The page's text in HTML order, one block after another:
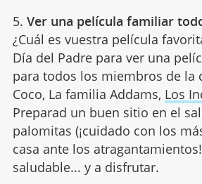
5. Ver una película familiar
¿Cuál es vuestra película
Día del Padre para ver una
para todos los miembros de la
Coco, La familia Addams, Los
Preparad un buen sitio en el
palomitas (¡cuidado con los
casa ante los
saludable... y a disfrutar.